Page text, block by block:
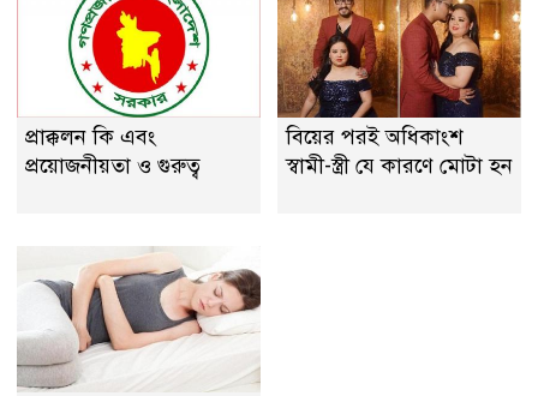
প্রাক্কলন কি এবং
প্রয়ােজনীয়তা ও গুরুত্ব
বিয়ের পরই অধিকাংশ
স্বামী-স্ত্রী যে কারণে মোটা হন